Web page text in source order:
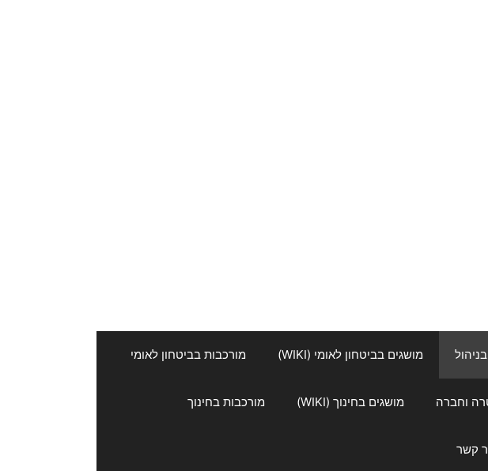
מושגים בביטחון לאומי (WIKI) מורכבות בביטחון לאומי
וחברה מושגים בחינוך (WIKI) מורכבות בחינוך
קשר